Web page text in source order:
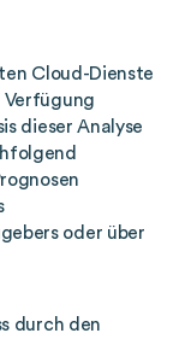
Cloud-Dienste
Verfügung
dieser Analyse
oder über
durch den